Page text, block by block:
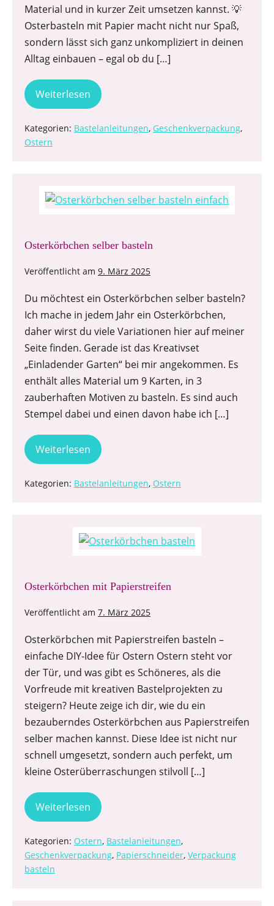
Material und in kurzer Zeit umsetzen kannst. 💡
Osterbasteln mit Papier macht nicht nur Spaß,
sondern lässt sich ganz unkompliziert in deinen
Alltag einbauen – egal ob du […]
Weiterlesen
Kategorien: Bastelanleitungen, Geschenkverpackung,
Ostern
Osterkörbchen selber basteln
Veröffentlicht am 9. März 2025
Du möchtest ein Osterkörbchen selber basteln?
Ich mache in jedem Jahr ein Osterkörbchen,
daher wirst du viele Variationen hier auf meiner
Seite finden. Gerade ist das Kreativset
„Einladender Garten“ bei mir angekommen. Es
enthält alles Material um 9 Karten, in 3
zauberhaften Motiven zu basteln. Es sind auch
Stempel dabei und einen davon habe ich […]
Weiterlesen
Kategorien: Bastelanleitungen, Ostern
Osterkörbchen mit Papierstreifen
Veröffentlicht am 7. März 2025
Osterkörbchen mit Papierstreifen basteln –
einfache DIY-Idee für Ostern Ostern steht vor
der Tür, und was gibt es Schöneres, als die
Vorfreude mit kreativen Bastelprojekten zu
steigern? Heute zeige ich dir, wie du ein
bezauberndes Osterkörbchen aus Papierstreifen
selber machen kannst. Diese Idee ist nicht nur
schnell umgesetzt, sondern auch perfekt, um
kleine Osterüberraschungen stilvoll […]
Weiterlesen
Kategorien: Ostern, Bastelanleitungen,
Geschenkverpackung, Papierschneider, Verpackung
basteln